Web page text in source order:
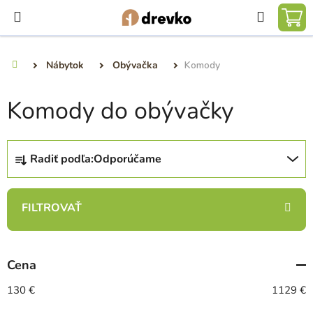
obsah
Hľadať
Nábytok Obývačka Komody
Komody do obývačky
R
d
n
e
p
r
Radiť podľa:Odporúčame
Cena
130 € 1129 €